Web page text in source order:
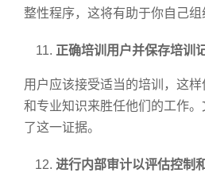
整性程序，这将有助于你自己组
正确培训用户并保存培训
用户应该接受适当的培训，这
和专业知识来胜任他们的工作
了这一证据。
进行内部审计以评估控制